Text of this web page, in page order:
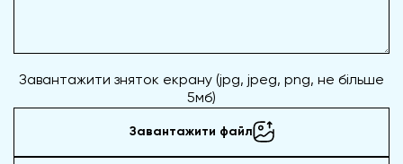
Завантажити зняток екрану (jpg, jpeg, png, не більше
5мб)
Завантажити файл